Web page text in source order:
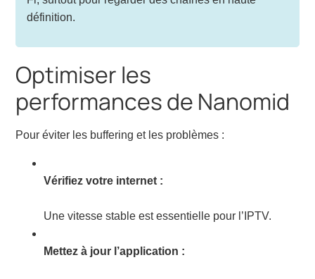
définition.
Optimiser les
performances de Nanomid
Pour éviter les buffering et les problèmes :
Vérifiez votre internet :
Une vitesse stable est essentielle pour l’IPTV.
Mettez à jour l’application :